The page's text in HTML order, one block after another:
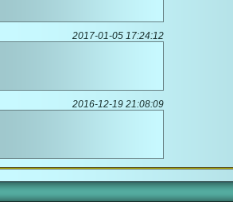
2017-01-05 17:24:12
2016-12-19 21:08:09